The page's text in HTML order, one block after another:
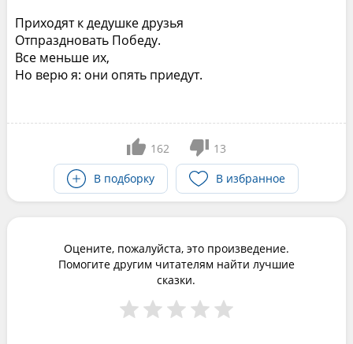
Приходят к дедушке друзья
Отпраздновать Победу.
Все меньше их,
Но верю я: они опять приедут.
162
13
В подборку
В избранное
Оцените, пожалуйста, это произведение.
Помогите другим читателям найти лучшие
сказки.